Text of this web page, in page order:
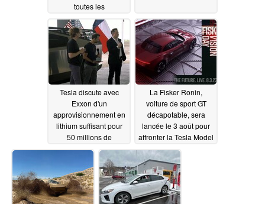
toutes les
températures, tandis
que la VW ID.4 et la
Ford Mustang Mach-E
s'en sortent bien en été
08/02/2023
Tesla discute avec
Exxon d'un
approvisionnement en
lithium suffisant pour
50 millions de
véhicules électriques
La Fisker Ronin,
voiture de sport GT
décapotable, sera
lancée le 3 août pour
affronter la Tesla Model
S avec une autonomie
de 600 miles